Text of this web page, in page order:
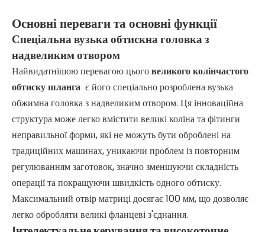
Основні переваги та основні функції
Спеціальна вузька обтискна головка з
надвеликим отвором
Найвидатнішою перевагою цьоговеликого колінчастого
обтиску шланга є його спеціально розроблена вузька
обжимна головка з надвеликим отвором. Ця інноваційна
структура може легко вмістити великі коліна та фітинги
неправильної форми, які не можуть бути оброблені на
традиційних машинах, уникаючи проблем із повторним
регулюванням заготовок, значно зменшуючи складність
операції та покращуючи швидкість одного обтиску.
Максимальний отвір матриці досягає 100 мм, що дозволяє
легко обробляти великі фланцеві з'єднання.